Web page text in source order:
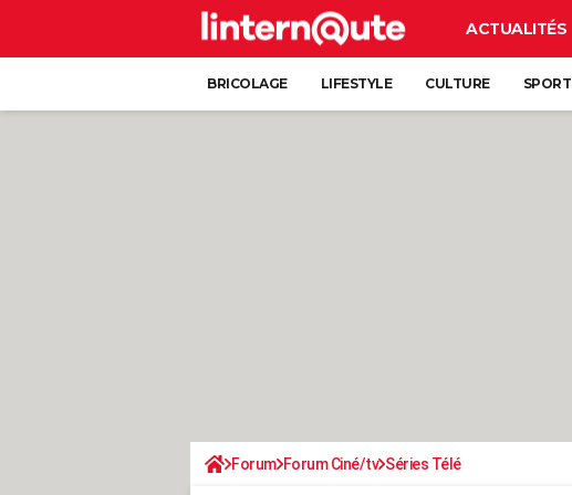
ACTUALITÉS
BRICOLAGE LIFESTYLE CULTURE SPORT
Forum Forum Ciné/tv Séries Télé